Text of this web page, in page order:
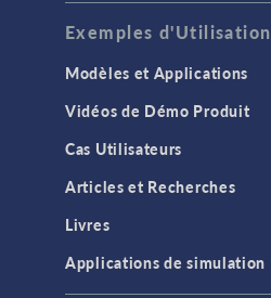
Exemples d'Utilisation
Modèles et Applications
Vidéos de Démo Produit
Cas Utilisateurs
Articles et Recherches
Livres
Applications de simulation